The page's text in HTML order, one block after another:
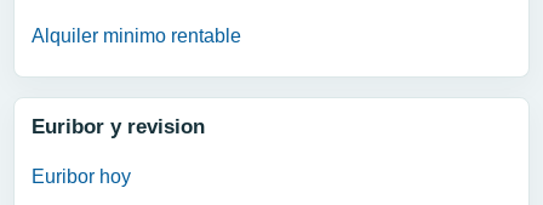
Alquiler minimo rentable
Euribor y revision
Euribor hoy